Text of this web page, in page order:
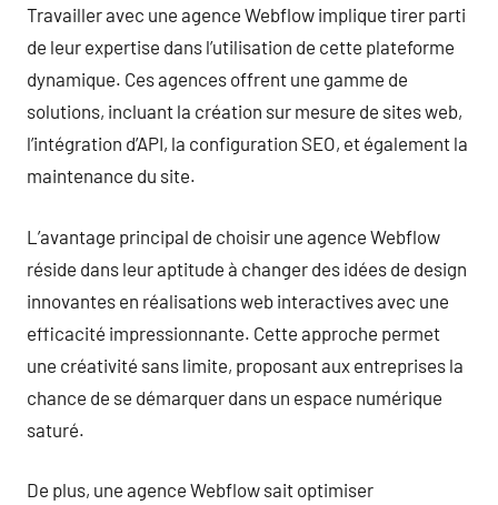
Travailler avec une agence Webflow implique tirer parti
de leur expertise dans l’utilisation de cette plateforme
dynamique. Ces agences offrent une gamme de
solutions, incluant la création sur mesure de sites web,
l’intégration d’API, la configuration SEO, et également la
maintenance du site.
L’avantage principal de choisir une agence Webflow
réside dans leur aptitude à changer des idées de design
innovantes en réalisations web interactives avec une
efficacité impressionnante. Cette approche permet
une créativité sans limite, proposant aux entreprises la
chance de se démarquer dans un espace numérique
saturé.
De plus, une agence Webflow sait optimiser